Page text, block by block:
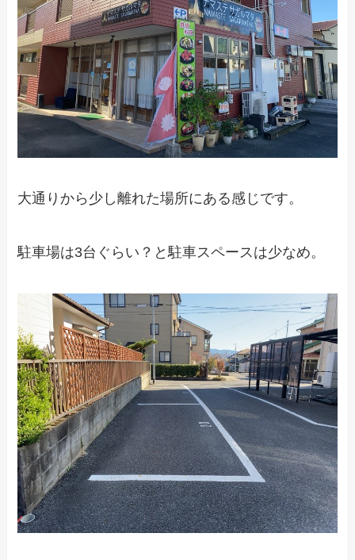
大通りから少し離れた場所にある感じです。
駐車場は3台ぐらい？と駐車スペースは少なめ。